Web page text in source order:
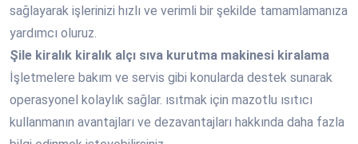
sağlayarak işlerinizi hızlı ve verimli bir şekilde tamamlamanıza
yardımcı oluruz.
Şile kiralık kiralık alçı sıva kurutma makinesi kiralama
İşletmelere bakım ve servis gibi konularda destek sunarak
operasyonel kolaylık sağlar. ısıtmak için mazotlu ısıtıcı
kullanmanın avantajları ve dezavantajları hakkında daha fazla